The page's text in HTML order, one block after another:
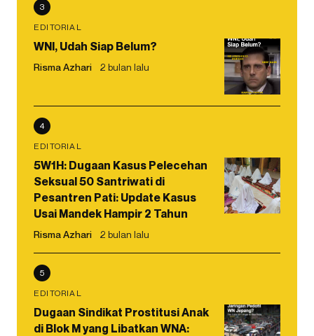
3
EDITORIAL
WNI, Udah Siap Belum?
Risma Azhari 2 bulan lalu
4
EDITORIAL
5W1H: Dugaan Kasus Pelecehan
Seksual 50 Santriwati di
Pesantren Pati: Update Kasus
Usai Mandek Hampir 2 Tahun
Risma Azhari 2 bulan lalu
5
EDITORIAL
Dugaan Sindikat Prostitusi Anak
di Blok M yang Libatkan WNA: